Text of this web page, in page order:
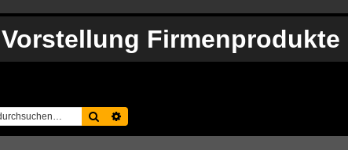
Vorstellung Firmenprodukte
Suche